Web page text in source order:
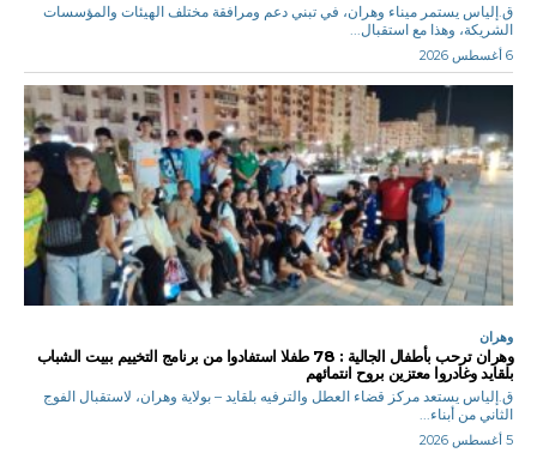
ق.إلياس يستمر ميناء وهران، في تبني دعم ومرافقة مختلف الهيئات والمؤسسات
الشريكة، وهذا مع استقبال...
6 أغسطس 2026
وهران
وهران ترحب بأطفال الجالية : 78 طفلا استفادوا من برنامج التخييم ببيت الشباب
بلقايد وغادروا معتزين بروح انتمائهم
ق.إلياس يستعد مركز قضاء العطل والترفيه بلقايد – بولاية وهران، لاستقبال الفوج
الثاني من أبناء...
5 أغسطس 2026